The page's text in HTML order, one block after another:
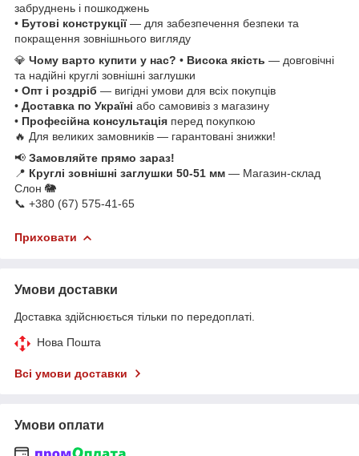
забруднень і пошкоджень
• Бутові конструкції— для забезпечення безпеки та
покращення зовнішнього вигляду
💎 Чому варто купити у нас? • Висока якість — довговічні
та надійні круглі зовнішні заглушки
• Опт і роздріб — вигідні умови для всіх покупців
• Доставка по Україні або самовивіз з магазину
• Професійна консультація перед покупкою
🔥 Для великих замовників — гарантовані знижки!
📢 Замовляйте прямо зараз!
📍 Круглі зовнішні заглушки 50-51 мм — Магазин-склад
Слон 🐘
📞 +380 (67) 575-41-65
Приховати
Умови доставки
Доставка здійснюється тільки по передоплаті.
Нова Пошта
Всі умови доставки
Умови оплати